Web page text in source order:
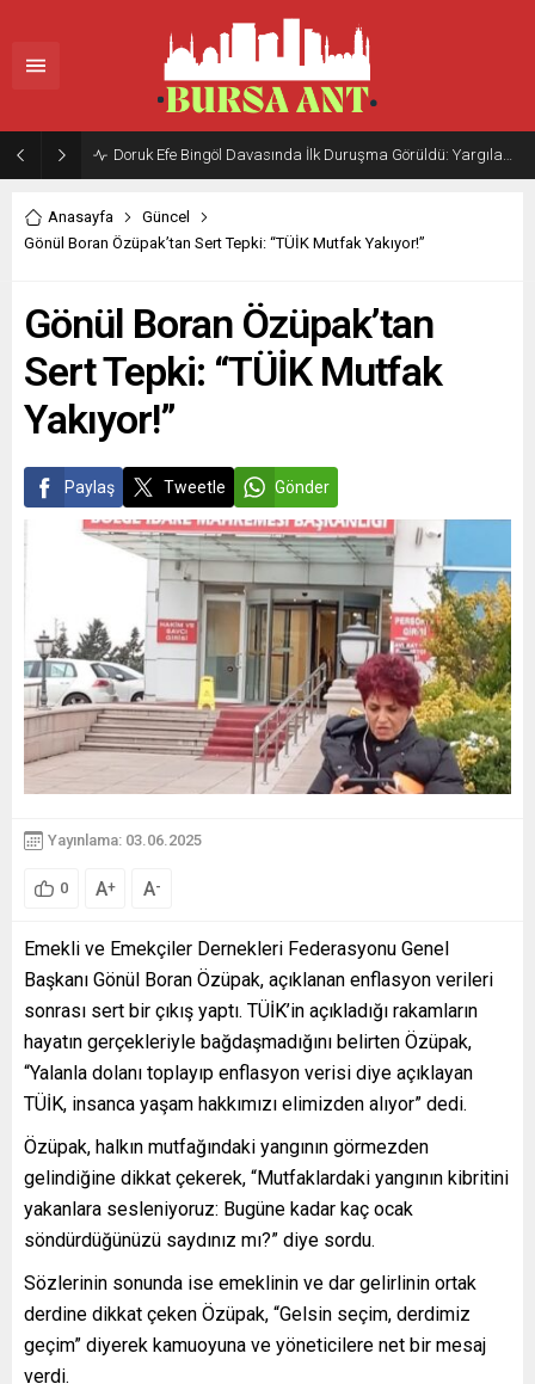
Doruk Efe Bingöl Davasında İlk Duruşma Görüldü: Yargılama 20 Ekim 2026’ya Ertelendi
Anasayfa
Güncel
Gönül Boran Özüpak’tan Sert Tepki: “TÜİK Mutfak Yakıyor!”
Gönül Boran Özüpak’tan
Sert Tepki: “TÜİK Mutfak
Yakıyor!”
Paylaş Tweetle Gönder
Yayınlama: 03.06.2025
0 A+ A-
Emekli ve Emekçiler Dernekleri Federasyonu Genel
Başkanı Gönül Boran Özüpak, açıklanan enflasyon verileri
sonrası sert bir çıkış yaptı. TÜİK’in açıkladığı rakamların
hayatın gerçekleriyle bağdaşmadığını belirten Özüpak,
“Yalanla dolanı toplayıp enflasyon verisi diye açıklayan
TÜİK, insanca yaşam hakkımızı elimizden alıyor” dedi.
Özüpak, halkın mutfağındaki yangının görmezden
gelindiğine dikkat çekerek, “Mutfaklardaki yangının kibritini
yakanlara sesleniyoruz: Bugüne kadar kaç ocak
söndürdüğünüzü saydınız mı?” diye sordu.
Sözlerinin sonunda ise emeklinin ve dar gelirlinin ortak
derdine dikkat çeken Özüpak, “Gelsin seçim, derdimiz
geçim” diyerek kamuoyuna ve yöneticilere net bir mesaj
verdi.